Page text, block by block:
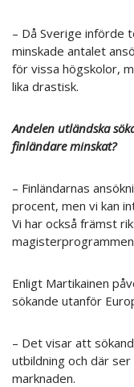
– Då Sverige införde
minskade antalet
för vissa högskolor,
lika drastisk.
Andelen utländska
finländare minskat?
– Finländarnas
procent, men vi kan
Vi har också främst
Enligt Martikainen
sökande utanför
– Det visar att
utbildning och där
marknaden.